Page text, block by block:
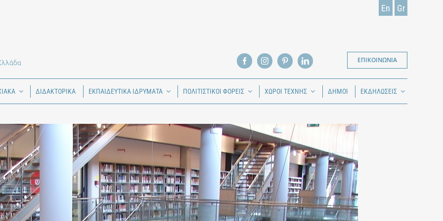
En Gr
ΕΠΙΚΟΙΝΩΝΙΑ
ΔΙΔΑΚΤΟΡΙΚΑ ΕΚΠΑΙΔΕΥΤΙΚΑ ΙΔΡΥΜΑΤΑ ΠΟΛΙΤΙΣΤΙΚΟΙ ΦΟΡΕΙΣ ΧΩΡΟΙ ΤΕΧΝΗΣ ΔΗΜΟΙ ΕΚΔΗΛΩΣΕΙΣ